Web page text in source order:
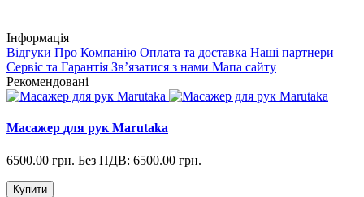
Інформація
Відгуки Про Компанію Оплата та доставка Наші партнери
Сервіс та Гарантія Зв’язатися з нами Мапа сайту
Рекомендовані
Масажер для рук Marutaka
6500.00 грн. Без ПДВ: 6500.00 грн.
Купити